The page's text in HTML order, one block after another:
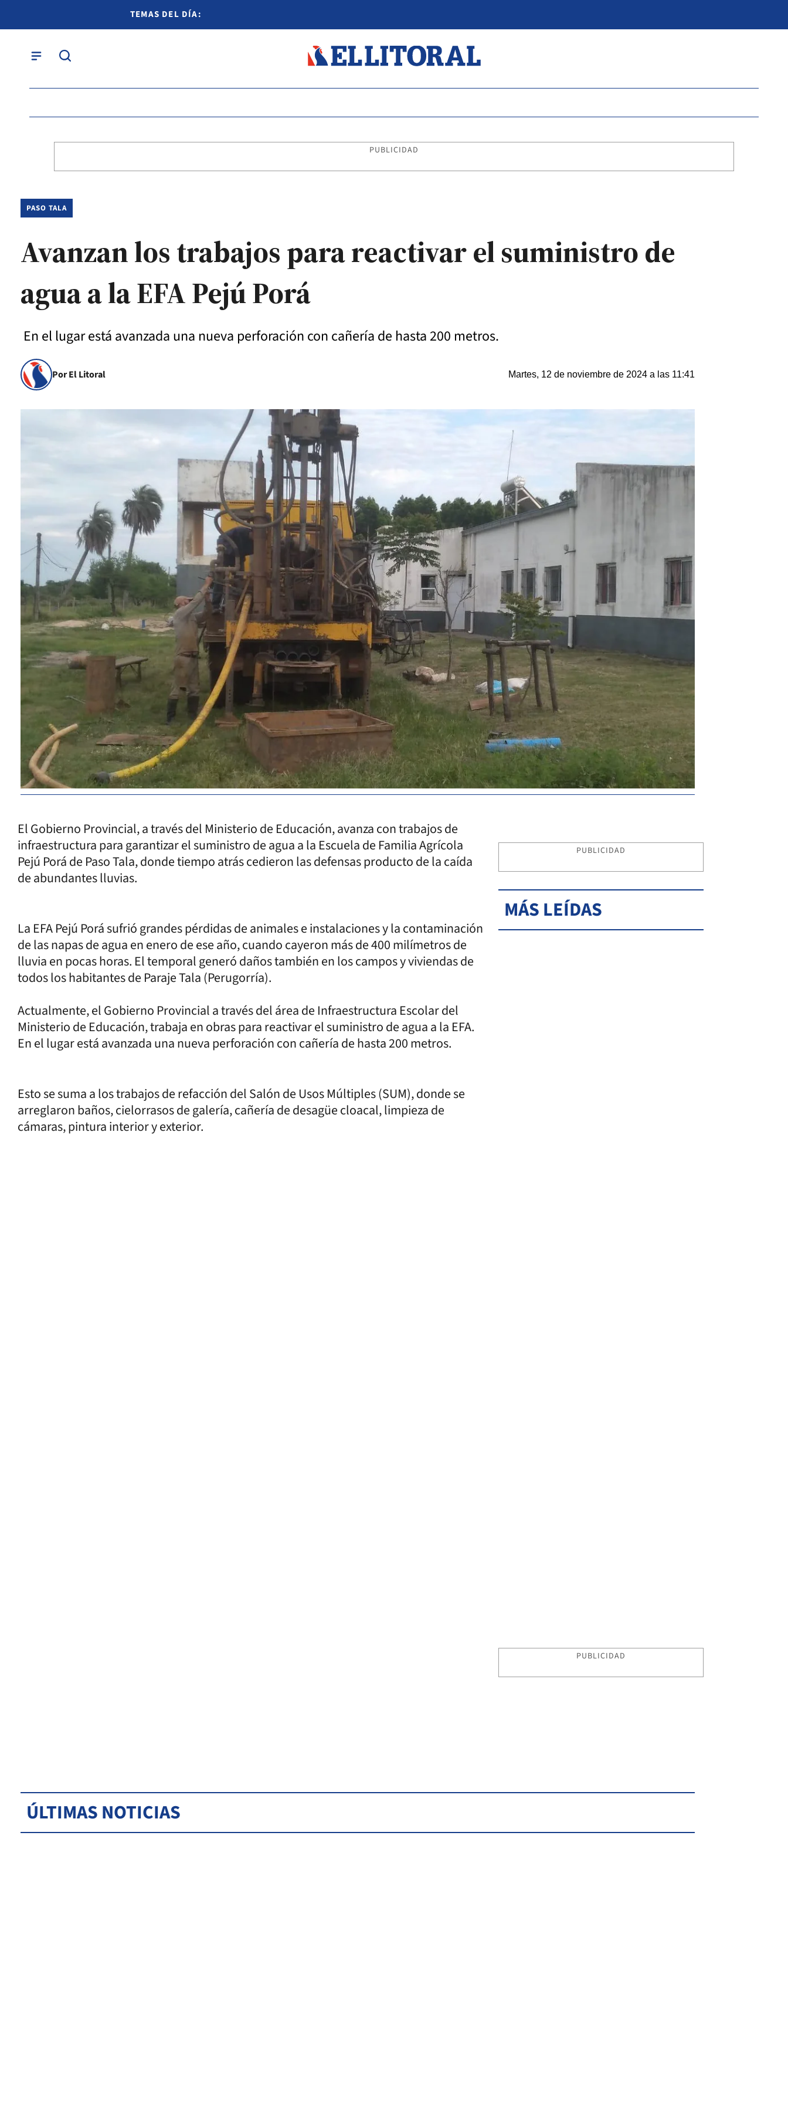
TEMAS DEL DÍA:
PUBLICIDAD
PASO TALA
Avanzan los trabajos para reactivar el suministro de
agua a la EFA Pejú Porá
En el lugar está avanzada una nueva perforación con cañería de hasta 200 metros.
Por El Litoral Martes, 12 de noviembre de 2024 a las 11:41
El Gobierno Provincial, a través del Ministerio de Educación, avanza con trabajos de
infraestructura para garantizar el suministro de agua a la Escuela de Familia Agrícola
Pejú Porá de Paso Tala, donde tiempo atrás cedieron las defensas producto de la caída
de abundantes lluvias.
La EFA Pejú Porá sufrió grandes pérdidas de animales e instalaciones y la contaminación
de las napas de agua en enero de ese año, cuando cayeron más de 400 milímetros de
lluvia en pocas horas. El temporal generó daños también en los campos y viviendas de
todos los habitantes de Paraje Tala (Perugorría).
Actualmente, el Gobierno Provincial a través del área de Infraestructura Escolar del
Ministerio de Educación, trabaja en obras para reactivar el suministro de agua a la EFA.
En el lugar está avanzada una nueva perforación con cañería de hasta 200 metros.
Esto se suma a los trabajos de refacción del Salón de Usos Múltiples (SUM), donde se
arreglaron baños, cielorrasos de galería, cañería de desagüe cloacal, limpieza de
cámaras, pintura interior y exterior.
PUBLICIDAD
MÁS LEÍDAS
PUBLICIDAD
ÚLTIMAS NOTICIAS